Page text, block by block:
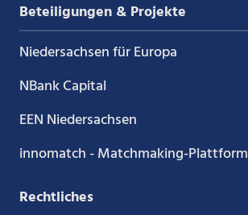
Beteiligungen & Projekte
Niedersachsen für Europa
NBank Capital
EEN Niedersachsen
innomatch - Matchmaking-Plattform
Rechtliches